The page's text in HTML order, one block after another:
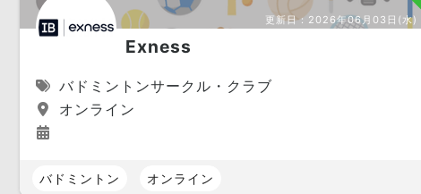
更新日： 2026年06月03日(水)
Exness
バドミントンサークル・クラブ
オンライン
バドミントン オンライン